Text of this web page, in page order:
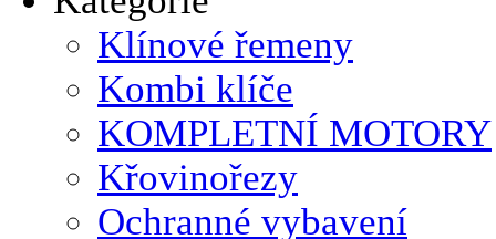
Klínové řemeny
Kombi klíče
KOMPLETNÍ MOTORY
Křovinořezy
Ochranné vybavení